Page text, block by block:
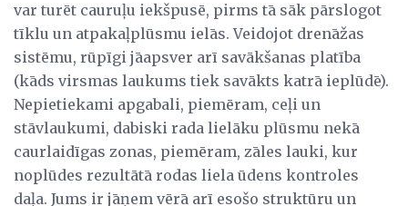
var turēt cauruļu iekšpusē, pirms tā sāk pārslogot
tīklu un atpakaļplūsmu ielās. Veidojot drenāžas
sistēmu, rūpīgi jāapsver arī savākšanas platība
(kāds virsmas laukums tiek savākts katrā ieplūdē).
Nepietiekami apgabali, piemēram, ceļi un
stāvlaukumi, dabiski rada lielāku plūsmu nekā
caurlaidīgas zonas, piemēram, zāles lauki, kur
noplūdes rezultātā rodas liela ūdens kontroles
daļa. Jums ir jāņem vērā arī esošo struktūru un